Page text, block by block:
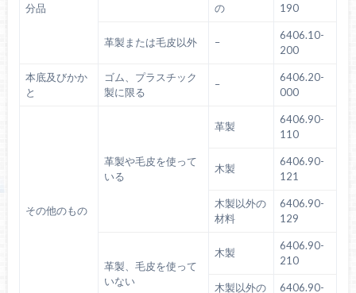
分品
の
190
革製または毛皮以外 –
6406.10-
200
本底及びかか
と
ゴム、プラスチック
製に限る
–
6406.20-
000
その他のもの
革製や毛皮を使って
いる
革製
6406.90-
110
木製
6406.90-
121
木製以外の
材料
6406.90-
129
革製、毛皮を使って
いない
木製
6406.90-
210
木製以外の 6406.90-